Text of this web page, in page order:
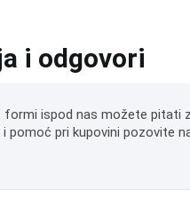
i odgovori
formi ispod nas možete pitati
pomoć pri kupovini pozovite